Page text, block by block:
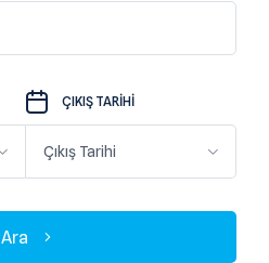
ÇIKIŞ TARIHI
Ara